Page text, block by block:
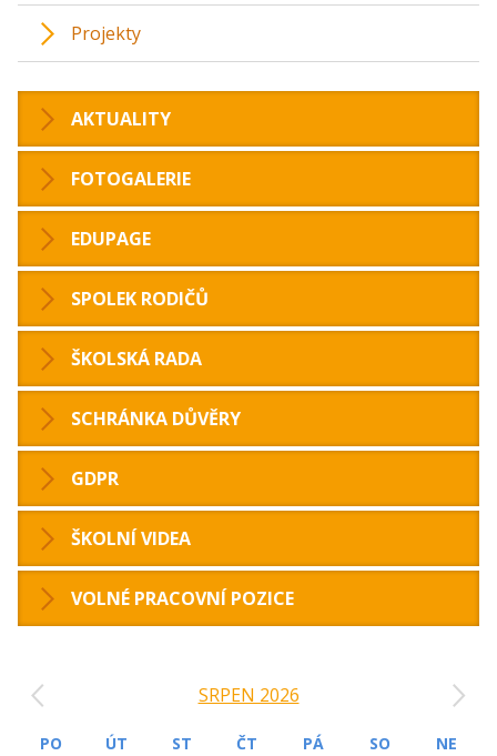
Projekty
AKTUALITY
FOTOGALERIE
EDUPAGE
SPOLEK RODIČŮ
ŠKOLSKÁ RADA
SCHRÁNKA DŮVĚRY
GDPR
ŠKOLNÍ VIDEA
VOLNÉ PRACOVNÍ POZICE
SRPEN 2026
PO ÚT ST ČT PÁ SO
NE